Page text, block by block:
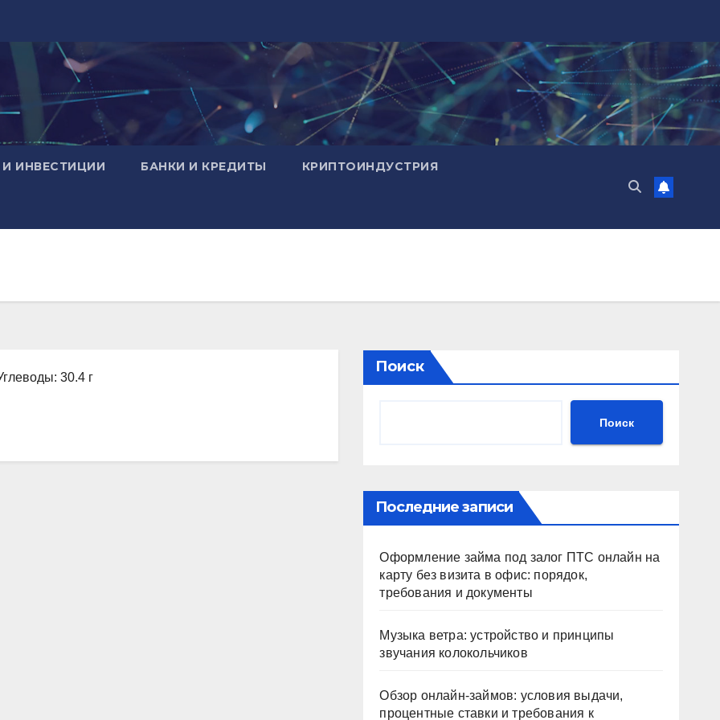
И ИНВЕСТИЦИИ БАНКИ И КРЕДИТЫ КРИПТОИНДУСТРИЯ
30.4 г
Поиск
Поиск
Последние записи
Оформление займа под залог ПТС онлайн на
карту без визита в офис: порядок,
требования и документы
Музыка ветра: устройство и принципы
звучания колокольчиков
Обзор онлайн-займов: условия выдачи,
процентные ставки и требования к